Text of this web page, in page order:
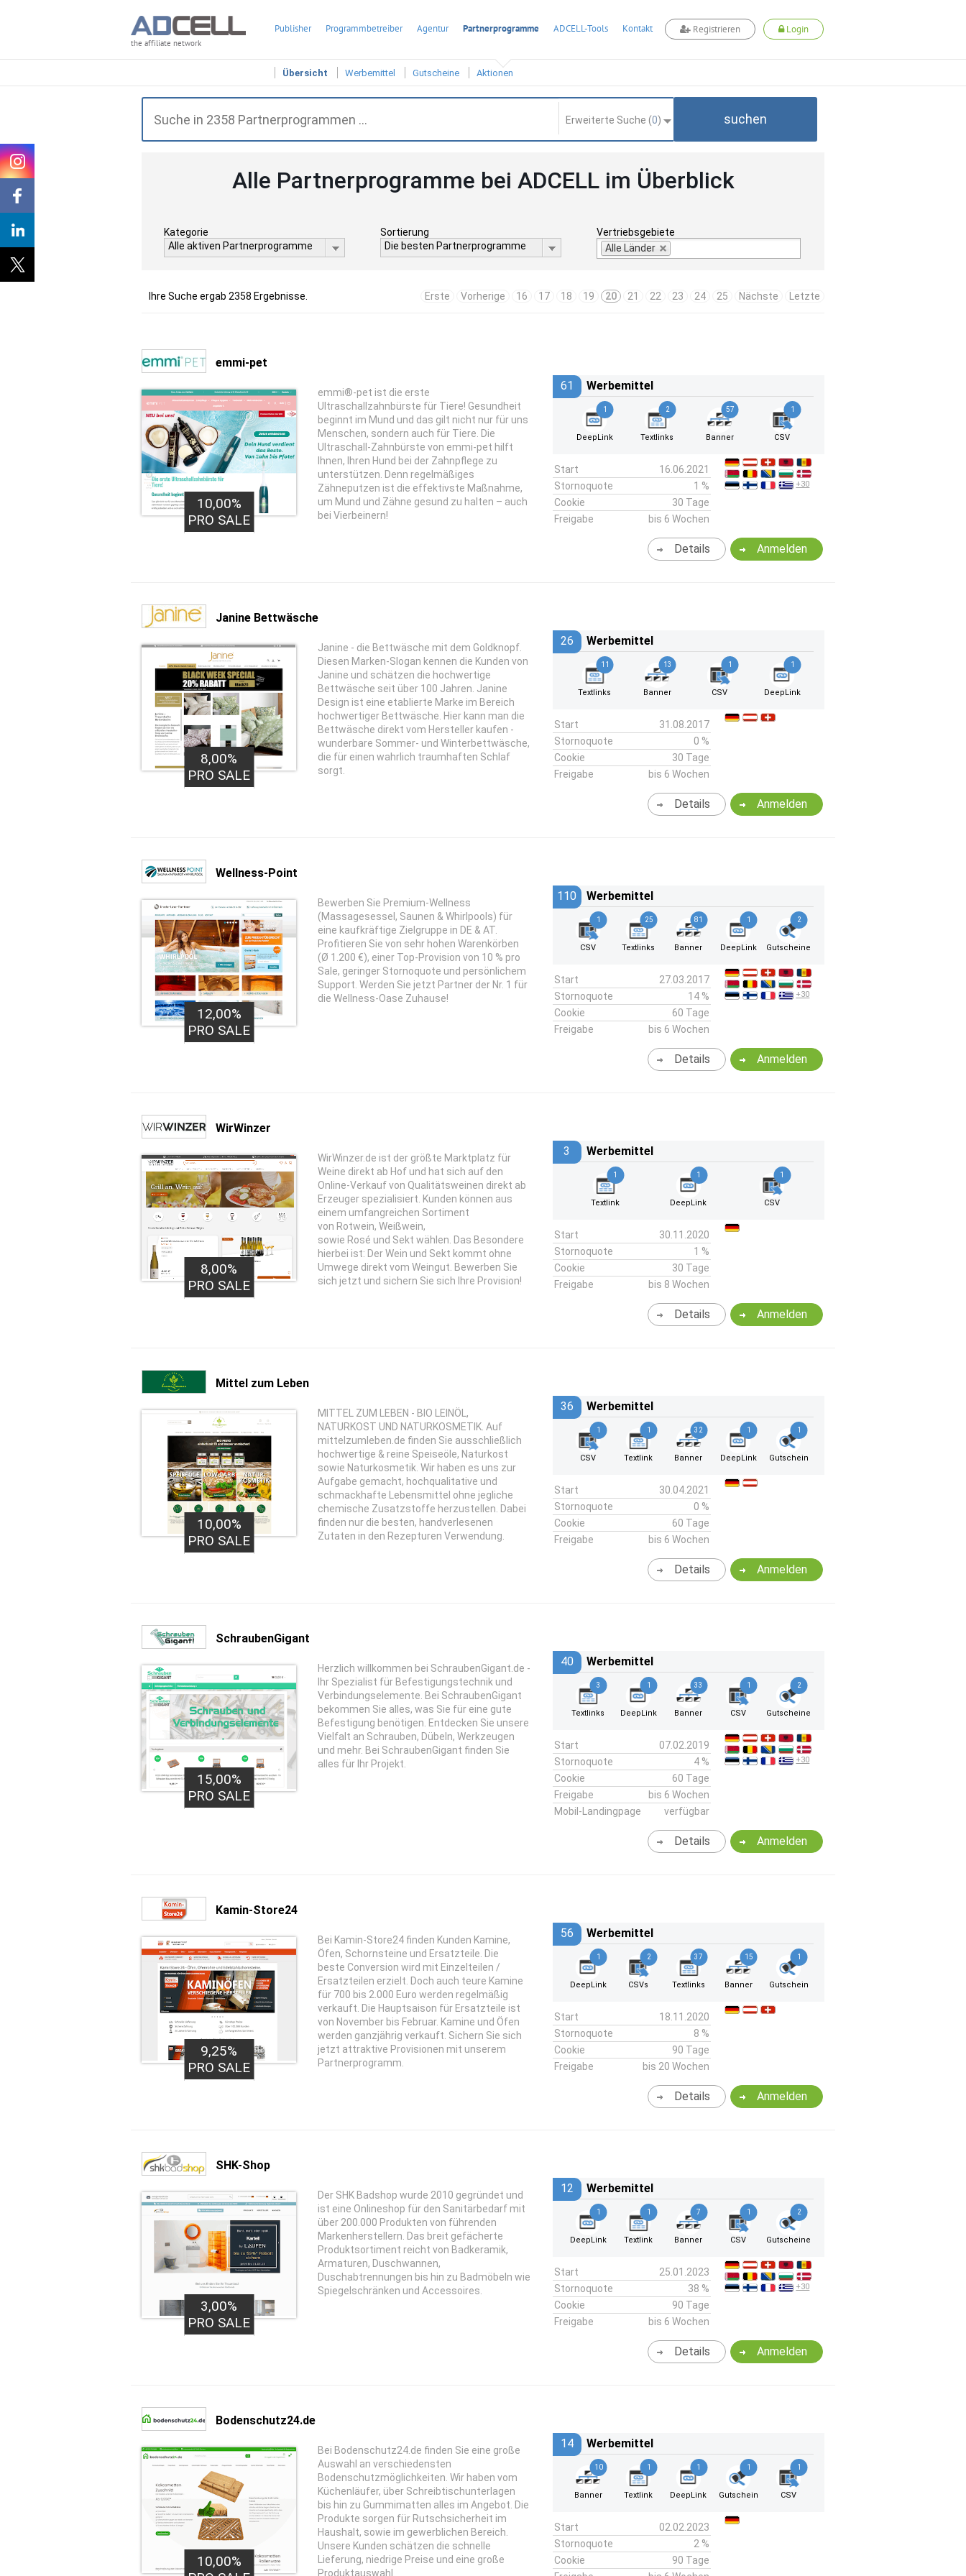
the affiliate network
Publisher Programmbetreiber Agentur Partnerprogramme ADCELL-Tools Kontakt Registrieren Login
Übersicht Werbemittel Gutscheine Aktionen
Erweiterte Suche (0) suchen
Alle Partnerprogramme bei ADCELL im Überblick
Kategorie
Alle aktiven Partnerprogramme
Sortierung
Die besten Partnerprogramme
Vertriebsgebiete
Alle Länder
Ihre Suche ergab 2358 Ergebnisse. Erste Vorherige 16 17 18 19 20 21 22 23 24 25 Nächste Letzte
emmi-pet
10,00%
PRO SALE
emmi®-pet ist die erste
Ultraschallzahnbürste für Tiere! Gesundheit
beginnt im Mund und das gilt nicht nur für uns
Menschen, sondern auch für Tiere. Die
Ultraschall-Zahnbürste von emmi-pet hilft
Ihnen, Ihren Hund bei der Zahnpflege zu
unterstützen. Denn regelmäßiges
Zähneputzen ist die effektivste Maßnahme,
um Mund und Zähne gesund zu halten – auch
bei Vierbeinern!
61 Werbemittel
1
DeepLink
2
Textlinks
57
Banner
1
CSV
Start
16.06.2021
Stornoquote
1 %
Cookie
30 Tage
Freigabe
bis 6 Wochen
+30
Anmelden
Details
Janine Bettwäsche
8,00%
PRO SALE
Janine - die Bettwäsche mit dem Goldknopf.
Diesen Marken-Slogan kennen die Kunden von
Janine und schätzen die hochwertige
Bettwäsche seit über 100 Jahren. Janine
Design ist eine etablierte Marke im Bereich
hochwertiger Bettwäsche. Hier kann man die
Bettwäsche direkt vom Hersteller kaufen -
wunderbare Sommer- und Winterbettwäsche,
die für einen wahrlich traumhaften Schlaf
sorgt.
26 Werbemittel
11
Textlinks
13
Banner
1
CSV
1
DeepLink
Start
31.08.2017
Stornoquote
0 %
Cookie
30 Tage
Freigabe
bis 6 Wochen
Anmelden
Details
Wellness-Point
12,00%
PRO SALE
Bewerben Sie Premium-Wellness
(Massagesessel, Saunen & Whirlpools) für
eine kaufkräftige Zielgruppe in DE & AT.
Profitieren Sie von sehr hohen Warenkörben
(Ø 1.200 €), einer Top-Provision von 10 % pro
Sale, geringer Stornoquote und persönlichem
Support. Werden Sie jetzt Partner der Nr. 1 für
die Wellness-Oase Zuhause!
110 Werbemittel
1
CSV
25
Textlinks
81
Banner
1
DeepLink
2
Gutscheine
Start
27.03.2017
Stornoquote
14 %
Cookie
60 Tage
Freigabe
bis 6 Wochen
+30
Anmelden
Details
WirWinzer
8,00%
PRO SALE
WirWinzer.de ist der größte Marktplatz für
Weine direkt ab Hof und hat sich auf den
Online-Verkauf von Qualitätsweinen direkt ab
Erzeuger spezialisiert. Kunden können aus
einem umfangreichen Sortiment
von Rotwein, Weißwein,
sowie Rosé und Sekt wählen. Das Besondere
hierbei ist: Der Wein und Sekt kommt ohne
Umwege direkt vom Weingut. Bewerben Sie
sich jetzt und sichern Sie sich Ihre Provision!
3 Werbemittel
1
Textlink
1
DeepLink
1
CSV
Start
30.11.2020
Stornoquote
1 %
Cookie
30 Tage
Freigabe
bis 8 Wochen
Anmelden
Details
Mittel zum Leben
10,00%
PRO SALE
MITTEL ZUM LEBEN - BIO LEINÖL,
NATURKOST UND NATURKOSMETIK. Auf
mittelzumleben.de finden Sie ausschließlich
hochwertige & reine Speiseöle, Naturkost
sowie Naturkosmetik. Wir haben es uns zur
Aufgabe gemacht, hochqualitative und
schmackhafte Lebensmittel ohne jegliche
chemische Zusatzstoffe herzustellen. Dabei
finden nur die besten, handverlesenen
Zutaten in den Rezepturen Verwendung.
36 Werbemittel
1
CSV
1
Textlink
32
Banner
1
DeepLink
1
Gutschein
Start
30.04.2021
Stornoquote
0 %
Cookie
60 Tage
Freigabe
bis 6 Wochen
Anmelden
Details
SchraubenGigant
15,00%
PRO SALE
Herzlich willkommen bei SchraubenGigant.de -
Ihr Spezialist für Befestigungstechnik und
Verbindungselemente. Bei SchraubenGigant
bekommen Sie alles, was Sie für eine gute
Befestigung benötigen. Entdecken Sie unsere
Vielfalt an Schrauben, Dübeln, Werkzeugen
und mehr. Bei SchraubenGigant finden Sie
alles für Ihr Projekt.
40 Werbemittel
3
Textlinks
1
DeepLink
33
Banner
1
CSV
2
Gutscheine
Start
07.02.2019
Stornoquote
4 %
Cookie
60 Tage
Freigabe
bis 6 Wochen
Mobil-Landingpage
verfügbar
+30
Anmelden
Details
Kamin-Store24
9,25%
PRO SALE
Bei Kamin-Store24 finden Kunden Kamine,
Öfen, Schornsteine und Ersatzteile. Die
beste Conversion wird mit Einzelteilen /
Ersatzteilen erzielt. Doch auch teure Kamine
für 700 bis 2.000 Euro werden regelmäßig
verkauft. Die Hauptsaison für Ersatzteile ist
von November bis Februar. Kamine und Öfen
werden ganzjährig verkauft. Sichern Sie sich
jetzt attraktive Provisionen mit unserem
Partnerprogramm.
56 Werbemittel
1
DeepLink
2
CSVs
37
Textlinks
15
Banner
1
Gutschein
Start
18.11.2020
Stornoquote
8 %
Cookie
90 Tage
Freigabe
bis 20 Wochen
Anmelden
Details
SHK-Shop
3,00%
PRO SALE
Der SHK Badshop wurde 2010 gegründet und
ist eine Onlineshop für den Sanitärbedarf mit
über 200.000 Produkten von führenden
Markenherstellern. Das breit gefächerte
Produktsortiment reicht von Badkeramik,
Armaturen, Duschwannen,
Duschabtrennungen bis hin zu Badmöbeln wie
Spiegelschränken und Accessoires.
12 Werbemittel
1
DeepLink
1
Textlink
7
Banner
1
CSV
2
Gutscheine
Start
25.01.2023
Stornoquote
38 %
Cookie
90 Tage
Freigabe
bis 6 Wochen
+30
Anmelden
Details
Bodenschutz24.de
10,00%
Bei Bodenschutz24.de finden Sie eine große
Auswahl an verschiedensten
Bodenschutzmöglichkeiten. Wir haben vom
Küchenläufer, über Schreibtischunterlagen
bis hin zu Gummimatten alles im Angebot. Die
Produkte sorgen für Rutschsicherheit im
Haushalt, sowie im gewerblichen Bereich.
Unsere Kunden schätzen die schnelle
Lieferung, niedrige Preise und eine große
Produktauswahl.
14 Werbemittel
10
Banner
1
Textlink
1
DeepLink
1
Gutschein
1
CSV
Start
02.02.2023
Stornoquote
2 %
Cookie
90 Tage